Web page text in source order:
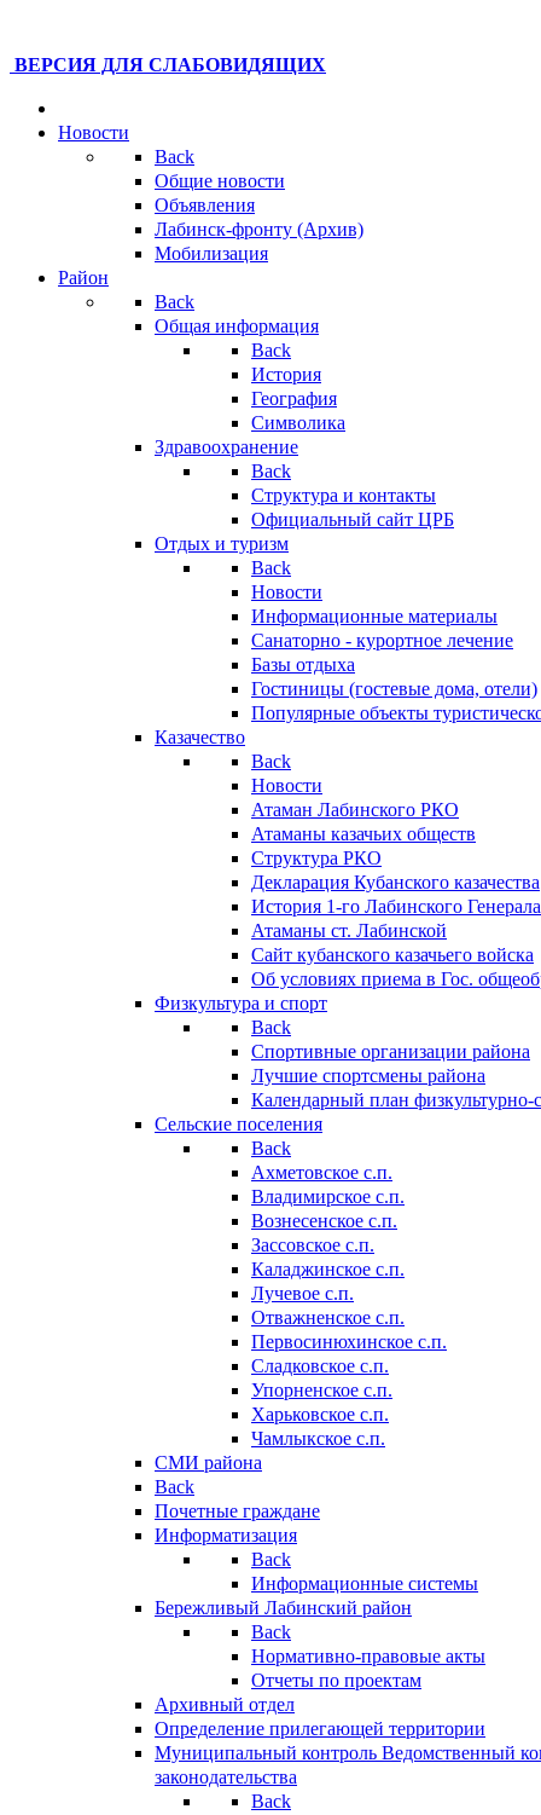
ВЕРСИЯ ДЛЯ СЛАБОВИДЯЩИХ
Новости
Back
Общие новости
Объявления
Лабинск-фронту (Архив)
Мобилизация
Район
Back
Общая информация
Back
История
География
Символика
Здравоохранение
Back
Структура и контакты
Официальный сайт ЦРБ
Отдых и туризм
Back
Новости
Информационные материалы
Санаторно - курортное лечение
Базы отдыха
Гостиницы (гостевые дома, отели)
Популярные объекты
Казачество
Back
Новости
Атаман Лабинского РКО
Атаманы казачьих обществ
Структура РКО
Декларация Кубанского казачества
История 1-го Лабинского
Атаманы ст. Лабинской
Cайт кубанского казачьего войска
Об условиях приема в Гос.
Физкультура и спорт
Back
Спортивные организации района
Лучшие спортсмены района
Календарный план
Сельские поселения
Back
Ахметовское с.п.
Владимирское с.п.
Вознесенское с.п.
Зассовское с.п.
Каладжинское с.п.
Лучевое с.п.
Отважненское с.п.
Первосинюхинское с.п.
Сладковское с.п.
Упорненское с.п.
Харьковское с.п.
Чамлыкское с.п.
СМИ района
Back
Почетные граждане
Информатизация
Back
Информационные системы
Бережливый Лабинский район
Back
Нормативно-правовые акты
Отчеты по проектам
Архивный отдел
Определение прилегающей территории
Муниципальный контроль Ведомственный
законодательства
Back